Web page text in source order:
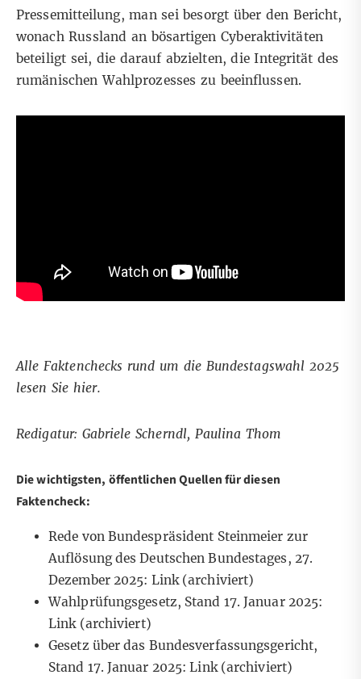
Pressemitteilung, man sei besorgt über den Bericht,
wonach Russland an bösartigen Cyberaktivitäten
beteiligt sei, die darauf abzielten, die Integrität des
rumänischen Wahlprozesses zu beeinflussen.
Alle Faktenchecks rund um die Bundestagswahl 2025
lesen Siehier.
Redigatur: Gabriele Scherndl, Paulina Thom
Die wichtigsten, öffentlichen Quellen für diesen
Faktencheck:
Rede von Bundespräsident Steinmeier zur
Auflösung des Deutschen Bundestages, 27.
Dezember 2025: Link(archiviert)
Wahlprüfungsgesetz, Stand 17. Januar 2025:
Link(archiviert)
Gesetz über das Bundesverfassungsgericht,
Stand 17. Januar 2025:Link(archiviert)